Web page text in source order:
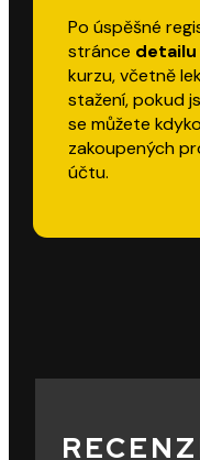
Po úspěšné
stránce detailu
kurzu, včetně
stažení, pokud
se můžete
zakoupených
účtu.